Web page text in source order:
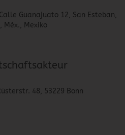
Guanajuato 12, San Esteban,
Méx., Mexiko
48, 53229 Bonn